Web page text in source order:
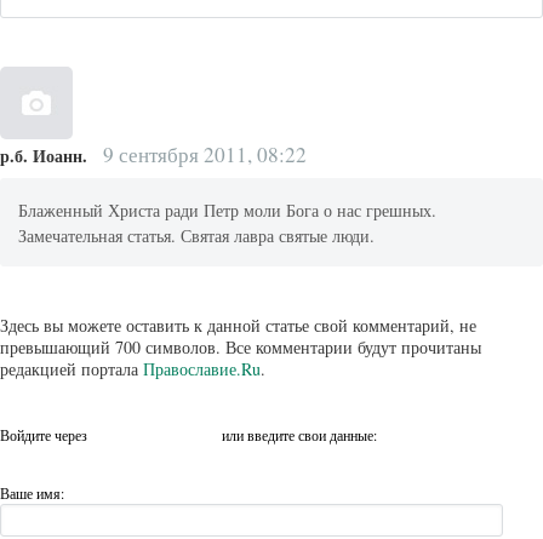
р.б. Иоанн. 9 сентября 2011, 08:22
Блаженный Христа ради Петр моли Бога о нас грешных.
Замечательная статья. Святая лавра святые люди.
Здесь вы можете оставить к данной статье свой комментарий, не
превышающий 700 символов. Все комментарии будут прочитаны
редакцией портала Православие.Ru.
Войдите через или введите свои данные:
Ваше имя: